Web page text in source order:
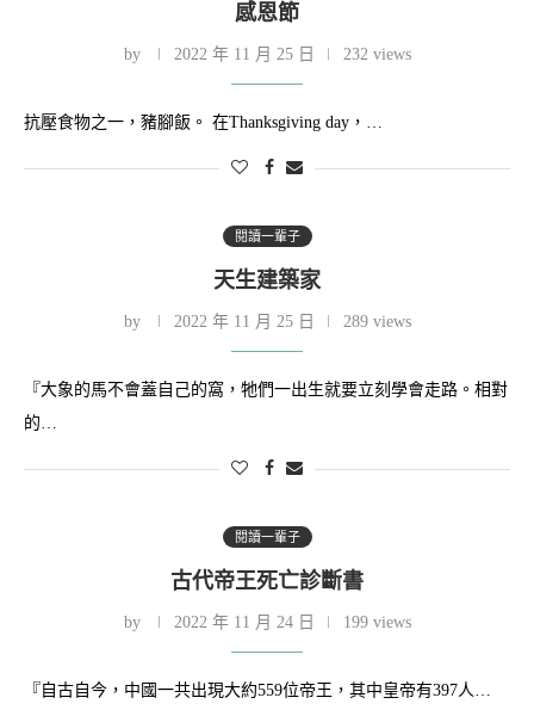
感恩節
by 2022 年 11 月 25 日 232 views
抗壓食物之一，豬腳飯。 在Thanksgiving day，…
閱讀一輩子
天生建築家
by 2022 年 11 月 25 日 289 views
『大象的馬不會蓋自己的窩，牠們一出生就要立刻學會走路。相對
的…
閱讀一輩子
古代帝王死亡診斷書
by 2022 年 11 月 24 日 199 views
『自古自今，中國一共出現大約559位帝王，其中皇帝有397人…